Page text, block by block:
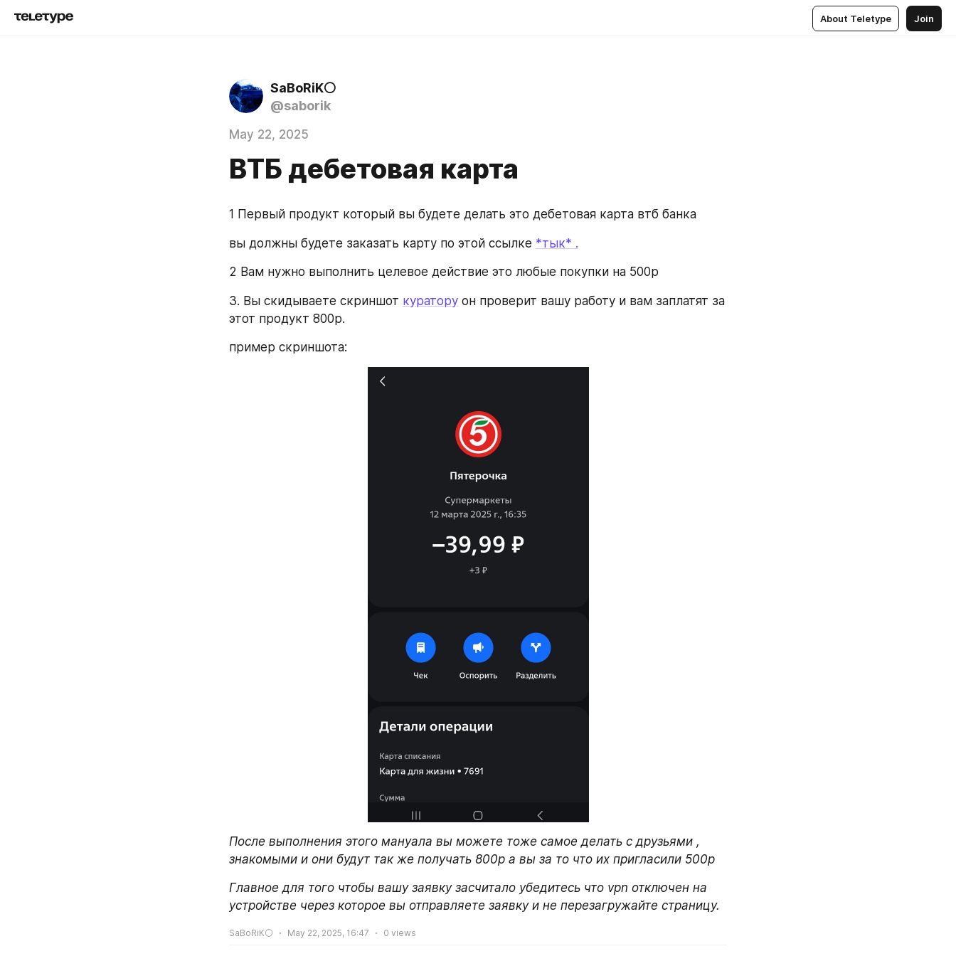
About Teletype Join
SaBoRiK⚪
@saborik
May 22, 2025
ВТБ дебетовая карта
1 Первый продукт который вы будете делать это дебетовая карта втб банка
вы должны будете заказать карту по этой ссылке *тык* .
2 Вам нужно выполнить целевое действие это любые покупки на 500р
3. Вы скидываете скриншот куратору он проверит вашу работу и вам заплатят за
этот продукт 800р.
пример скриншота:
После выполнения этого мануала вы можете тоже самое делать с друзьями ,
знакомыми и они будут так же получать 800р а вы за то что их пригласили 500р
Главное для того чтобы вашу заявку засчитало убедитесь что vpn отключен на
устройстве через которое вы отправляете заявку и не перезагружайте страницу.
SaBoRiK⚪ May 22, 2025, 16:47 0 views